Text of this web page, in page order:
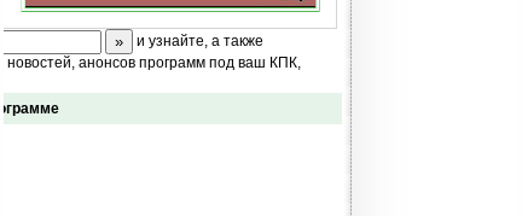
и узнайте, а также
анонсов программ под ваш КПК,